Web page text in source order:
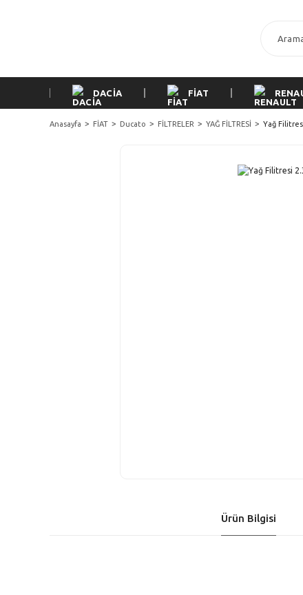
DACİA FİAT
Anasayfa FİAT Ducato FİLTRELER YAĞ FİLTRESİ Yağ
Ürün Bilgisi